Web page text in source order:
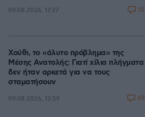
09.08.2026, 17:27 10
Χούθι, το «άλυτο πρόβλημα» της
Μέσης Ανατολής: Γιατί χίλια πλήγματα
δεν ήταν αρκετά για να τους
σταματήσουν
09.08.2026, 13:59 69